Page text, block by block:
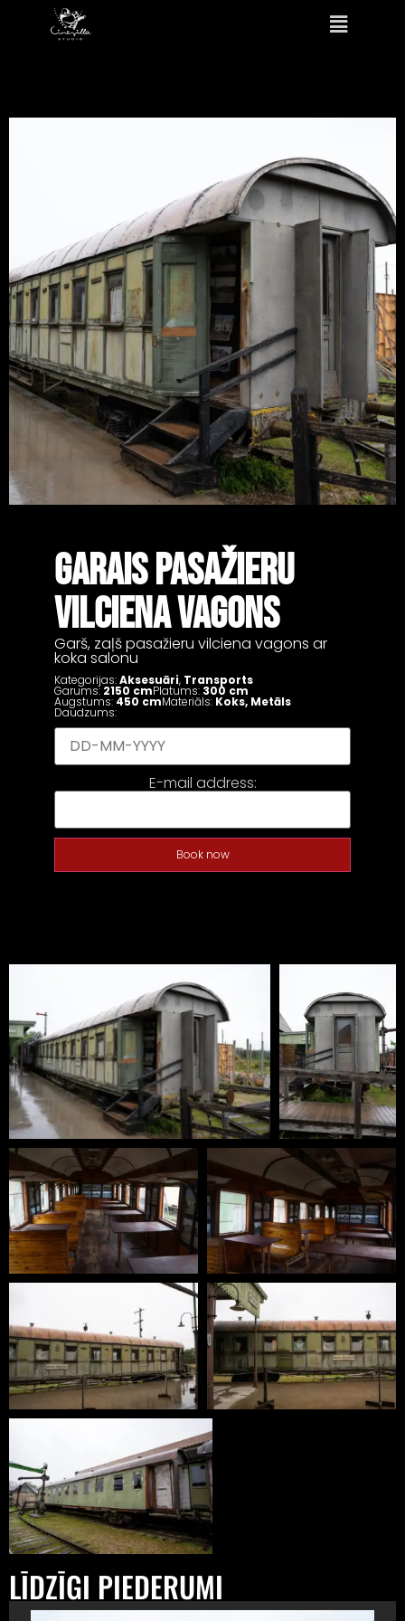
GARAIS PASAŽIERU
VILCIENA VAGONS
Garš, zaļš pasažieru vilciena vagons ar
koka salonu
Kategorijas:Aksesuāri, Transports
Garums: 2150 cmPlatums: 300 cm
Augstums: 450 cmMateriāls: Koks, Metāls
Daudzums:
E-mail address:
Book now
LĪDZĪGI PIEDERUMI